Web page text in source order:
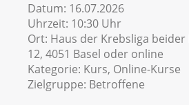
Datum: 16.07.2026
Uhrzeit: 10:30 Uhr
Ort: Haus der Krebsliga beider
12, 4051 Basel oder online
Kategorie: Kurs, Online-Kurse
Zielgruppe: Betroffene